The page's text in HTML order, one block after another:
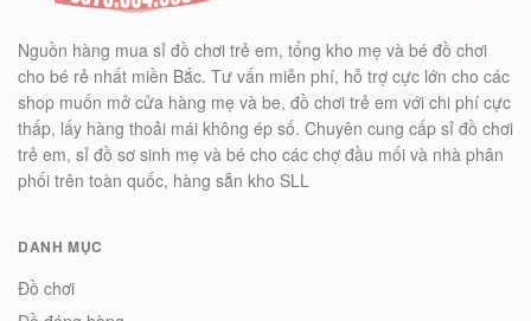
Nguồn hàng mua sỉ đồ chơi trẻ em, tổng kho mẹ và bé đồ chơi
cho bé rẻ nhất miền Bắc. Tư vấn miễn phí, hỗ trợ cực lớn cho các
shop muốn mở cửa hàng mẹ và be, đồ chơi trẻ em với chi phí cực
thấp, lấy hàng thoải mái không ép số. Chuyên cung cấp sỉ đồ chơi
trẻ em, sỉ đồ sơ sinh mẹ và bé cho các chợ đầu mối và nhà phân
phối trên toàn quốc, hàng sẵn kho SLL
DANH MỤC
Đồ chơi